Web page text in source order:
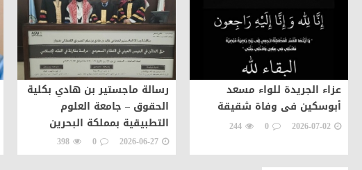
عزاء الجريدة للواء مسعد
أبوسكين فى وفاة شقيقة
2026-07-02
0
244
رسالة ماجستير بن هادي بكلية
الحقوق – جامعة العلوم
التطبيقية بمملكة البحرين
2026-06-27
0
398